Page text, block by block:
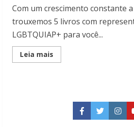
Com um crescimento constante
trouxemos 5 livros com
LGBTQUIAP+ para você...
Leia mais
more
representatividade
LGBTQUIAP+
Facebook
Twitter